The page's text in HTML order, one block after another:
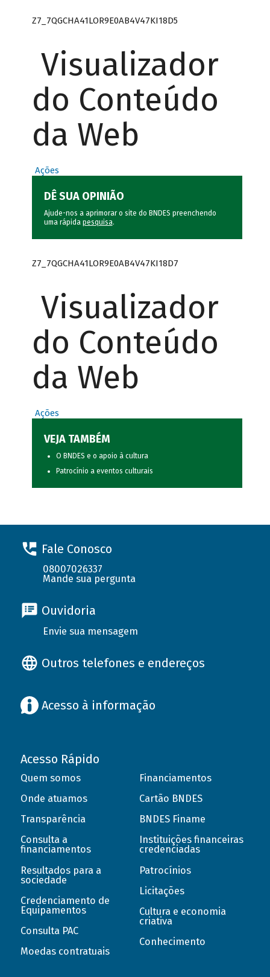
Z7_7QGCHA41LOR9E0AB4V47KI18D5
Visualizador
do Conteúdo
da Web
Ações
DÊ SUA OPINIÃO
Ajude-nos a aprimorar o site do BNDES preenchendo
uma rápida pesquisa.
Z7_7QGCHA41LOR9E0AB4V47KI18D7
Visualizador
do Conteúdo
da Web
Ações
VEJA TAMBÉM
O BNDES e o apoio à cultura
Patrocínio a eventos culturais
Fale Conosco
08007026337
Mande sua pergunta
Ouvidoria
Envie sua mensagem
Outros telefones e endereços
Acesso à informação
Acesso Rápido
Quem somos
Onde atuamos
Transparência
Consulta a
financiamentos
Resultados para a
sociedade
Credenciamento de
Equipamentos
Consulta PAC
Moedas contratuais
Financiamentos
Cartão BNDES
BNDES Finame
Instituições financeiras
credenciadas
Patrocínios
Licitações
Cultura e economia
criativa
Conhecimento